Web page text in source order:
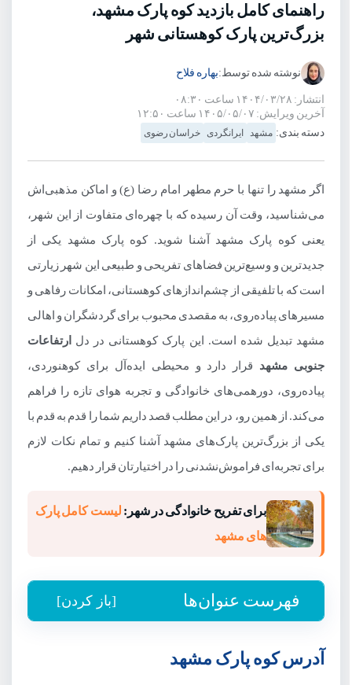
راهنمای کامل بازدید کوه پارک مشهد،
بزرگ‌ترین پارک کوهستانی شهر
نوشته شده توسط:بهاره فلاح
انتشار: ۱۴۰۴/۰۳/۲۸ ساعت ۰۸:۳۰
آخرین ویرایش: ۱۴۰۵/۰۵/۰۷ ساعت ۱۲:۵۰
دسته بندی:
مشهد ایرانگردی خراسان رضوی
اگر مشهد را تنها با حرم مطهر امام رضا (ع) و اماکن مذهبی‌اش
می‌شناسید، وقت آن رسیده که با چهره‌ای متفاوت از این شهر،
یعنی کوه پارک مشهد آشنا شوید. کوه پارک مشهد یکی از
جدیدترین و وسیع‌ترین فضاهای تفریحی و طبیعی این شهر زیارتی
است که با تلفیقی از چشم‌اندازهای کوهستانی، امکانات رفاهی و
مسیرهای پیاده‌روی، به مقصدی محبوب برای گردشگران و اهالی
مشهد تبدیل شده است. این پارک کوهستانی در دل
ارتفاعات
جنوبی مشهدقرار دارد و محیطی ایده‌آل برای کوهنوردی،
پیاده‌روی، دورهمی‌های خانوادگی و تجربه هوای تازه را فراهم
می‌کند. از همین رو، در این مطلب قصد داریم شما را قدم به قدم با
یکی از بزرگ‌ترین پارک‌های مشهد آشنا کنیم و تمام نکات لازم
برای تجربه‌ای فراموش‌نشدنی را در اختیارتان قرار دهیم.
برای تفریح خانوادگی در شهر: لیست کامل پارک
های مشهد
فهرست عنوان‌ها [باز کردن]
مسیر دسترسی به کوه پارک
آدرس کوه پارک مشهد